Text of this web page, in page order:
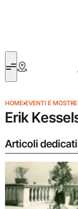
HOME›EVENTI E MOSTRE
Erik
Articoli dedicati